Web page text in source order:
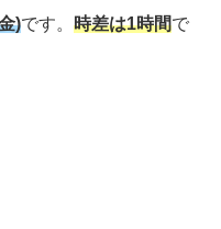
)です。 時差は1時間で